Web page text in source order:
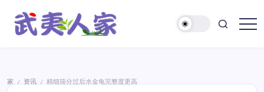
家
家 / 资讯 /
精细筛分过后水金龟完整度更高